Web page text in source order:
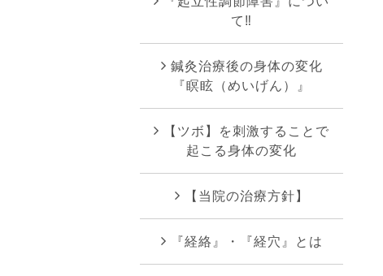
て‼︎
鍼灸治療後の身体の変化
『瞑眩（めいげん）』
【ツボ】を刺激することで
起こる身体の変化
【当院の治療方針】
『経絡』・『経穴』とは